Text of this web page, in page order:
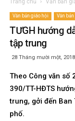
Trang chủ Văn bản
Văn bản giáo hội Văn bản
TƯGH hướng
tập trung
28 Tháng mười một, 2018
Theo Công văn số
390/TT-HĐTS
trung, gởi đến Ban
phố.